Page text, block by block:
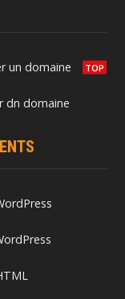
un domaine
dn domaine